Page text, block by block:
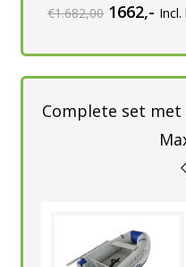
€1.682,00 1662,-
Complete set